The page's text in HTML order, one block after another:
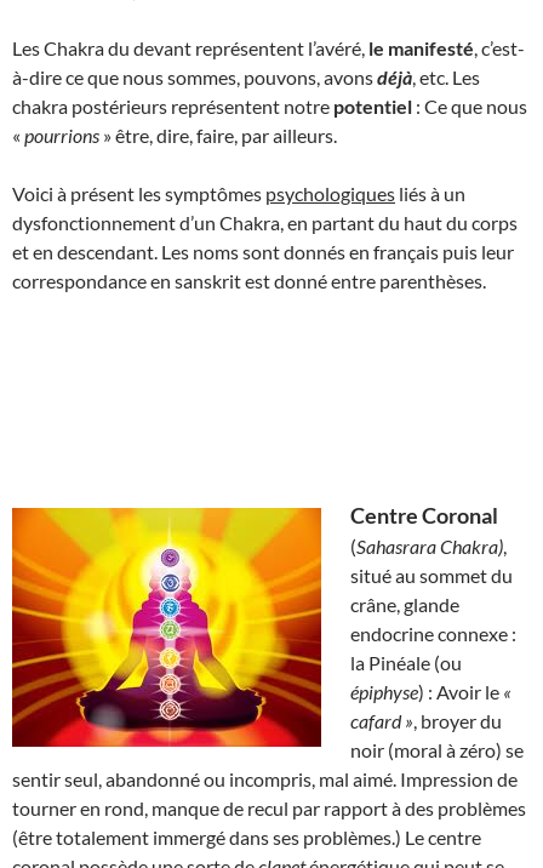
Les Chakra du devant représentent l’avéré, le manifesté , c’est-
à-dire ce que nous sommes, pouvons, avonsdéjà , etc. Les
chakra postérieurs représentent notre potentiel : Ce que nous
« pourrions » être, dire, faire, par ailleurs.
Voici à présent les symptômes psychologiques liés à un
dysfonctionnement d’un Chakra, en partant du haut du corps
et en descendant. Les noms sont donnés en français puis leur
correspondance en sanskrit est donné entre parenthèses.
Centre Coronal
(Sahasrara Chakra)
situé au sommet du
crâne, glande
endocrine connexe :
la Pinéale (ou
épiphyse) : Avoir le «
cafard » , broyer du
noir (moral à zéro) se
sentir seul, abandonné ou incompris, mal aimé. Impression de
tourner en rond, manque de recul par rapport à des problèmes
(être totalement immergé dans ses problèmes.) Le centre